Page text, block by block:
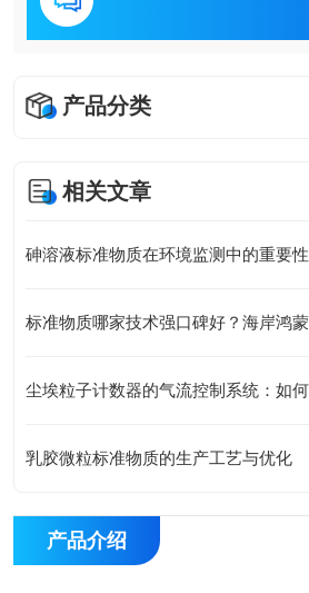
产品分类
相关文章
砷溶液标准物质在环境监测中的重要性
乳胶微粒标准物质的生产工艺与优化
产品介绍